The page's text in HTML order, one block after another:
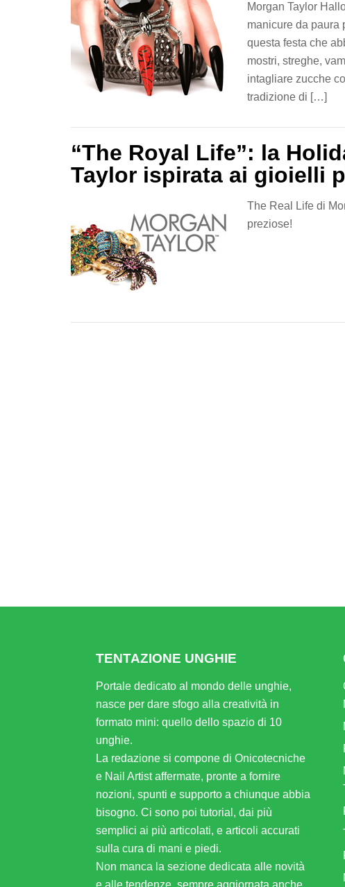
Morgan Taylor
manicure da paura
questa festa che
mostri, streghe,
intagliare zucche
tradizione di […]
“The Royal Life”: la
Taylor ispirata ai gioielli
The Real Life di
preziose!
TENTAZIONE UNGHIE
Portale dedicato al mondo delle unghie,
nasce per dare sfogo alla creatività in
formato mini: quello dello spazio di 10
unghie.
La redazione si compone di Onicotecniche
e Nail Artist affermate, pronte a fornire
nozioni, spunti e supporto a chiunque abbia
bisogno. Ci sono poi tutorial, dai più
semplici ai più articolati, e articoli accurati
sulla cura di mani e piedi.
Non manca la sezione dedicata alle novità
e alle tendenze, sempre aggiornata anche